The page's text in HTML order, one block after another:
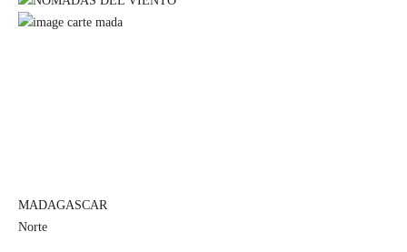
MADAGASCAR
Norte